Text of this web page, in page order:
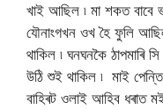
খাই আছিল ৷ মা শকত বাবে
যৌনাংগখন ওখ হৈ ফুলি আছিল
থাকিল ৷ ঘনঘনকৈ ঠাপমাৰি
উঠি শুই থাকিল ৷ মাই
বাহিৰট ওলাই আহিব ধৰাত